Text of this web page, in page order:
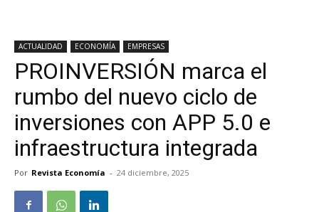
ACTUALIDAD ECONOMÍA EMPRESAS
PROINVERSIÓN marca el
rumbo del nuevo ciclo de
inversiones con APP 5.0 e
infraestructura integrada
Por Revista Economía - 24 diciembre, 2025